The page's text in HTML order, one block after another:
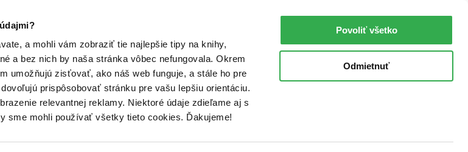
a mohli vám zobraziť tie najlepšie tipy na knihy,
a bez nich by naša stránka vôbec nefungovala. Okrem
umožňujú zisťovať, ako náš web funguje, a stále ho pre
prispôsobovať stránku pre vašu lepšiu orientáciu.
relevantnej reklamy. Niektoré údaje zdieľame aj s
sme mohli používať všetky tieto cookies. Ďakujeme!
Povoliť všetko
Odmietnuť